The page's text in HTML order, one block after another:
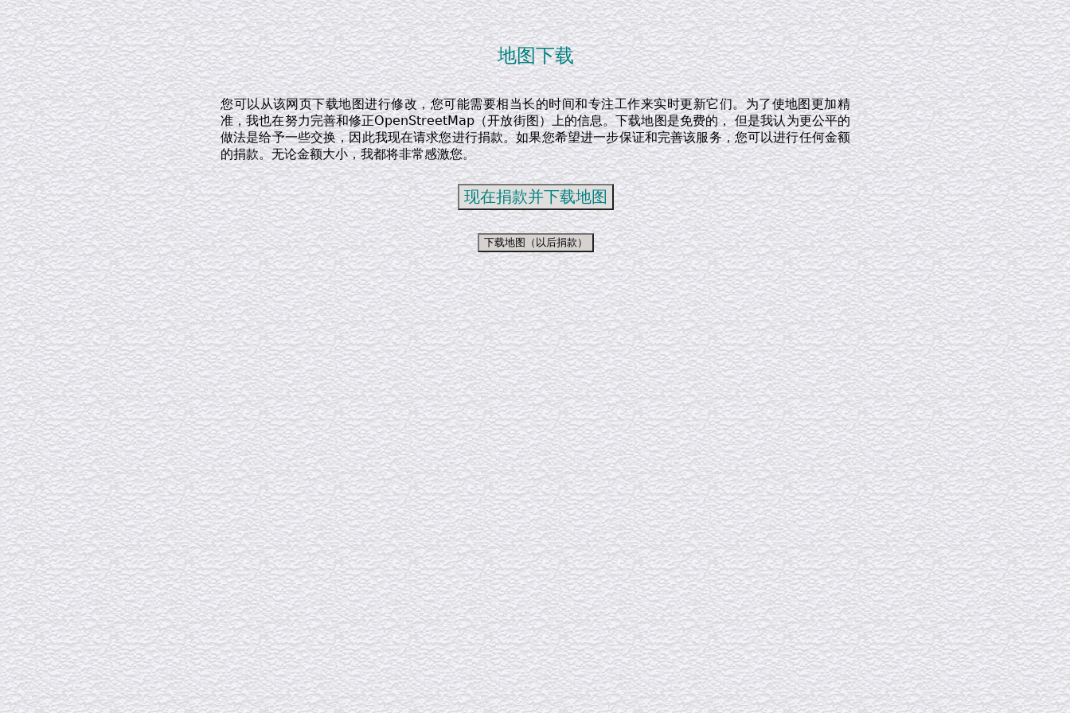
地图下载
您可以从该网页下载地图进行修改，您可能需要相当长的时间和专注工作来实时更新它们。为了使地图更加精
准，我也在努力完善和修正OpenStreetMap（开放街图）上的信息。下载地图是免费的， 但是我认为更公平的
做法是给予一些交换，因此我现在请求您进行捐款。如果您希望进一步保证和完善该服务，您可以进行任何金额
的捐款。无论金额大小，我都将非常感激您。